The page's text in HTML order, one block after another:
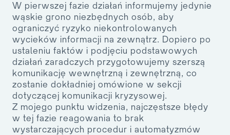
W pierwszej fazie działań informujemy jedynie
wąskie grono niezbędnych osób, aby
ograniczyć ryzyko niekontrolowanych
wycieków informacji na zewnątrz. Dopiero po
ustaleniu faktów i podjęciu podstawowych
działań zaradczych przygotowujemy szerszą
komunikację wewnętrzną i zewnętrzną, co
zostanie dokładniej omówione w sekcji
dotyczącej komunikacji kryzysowej.
Z mojego punktu widzenia, najczęstsze błędy
w tej fazie reagowania to brak
wystarczających procedur i automatyzmów